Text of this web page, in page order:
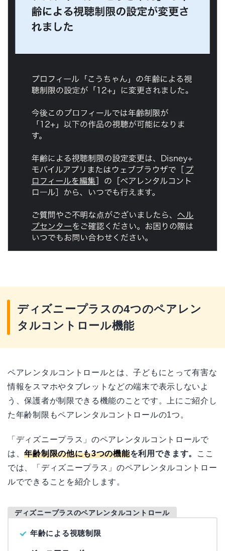
ディズニープラスの4つのペアレン
タルコントロール機能
ペアレンタルコントロールとは、子どもにとって有害な
情報をスマホやタブレットなどの端末で表示しないよ
う、保護者が制限できる機能のことです。上にご紹介し
た年齢制限もペアレンタルコントロールの1つ。
「ディズニープラス」のペアレンタルコントロールで
は、年齢制限の他にも3つの機能を利用できます。
ここ
では、「ディズニープラス」のペアレンタルコントロー
ルでできることを紹介します。
ディズニープラスのペアレンタルコントロール
年齢による視聴制限